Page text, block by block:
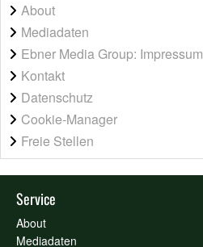
About
Mediadaten
Ebner Media Group: Impressum
Kontakt
Datenschutz
Cookie-Manager
Freie Stellen
Service
About
Mediadaten